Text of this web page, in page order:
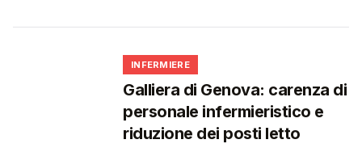
INFERMIERE
Galliera di Genova: carenza di
personale infermieristico e
riduzione dei posti letto